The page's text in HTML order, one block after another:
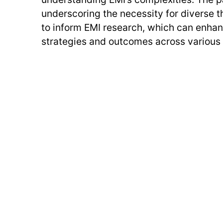
underscoring the necessity for diverse
to inform EMI research, which can
strategies and outcomes across